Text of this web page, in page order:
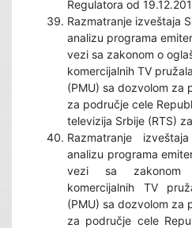
Regulatora od
Razmatranje izveštaja
analizu programa
vezi sa zakonom o
komercijalnih TV
(PMU) sa dozvolom za
za područje cele
televizija Srbije (RTS)
Razmatranje
analizu programa
vezi sa zakonom
komercijalnih TV
(PMU) sa dozvolom za
za područje cele